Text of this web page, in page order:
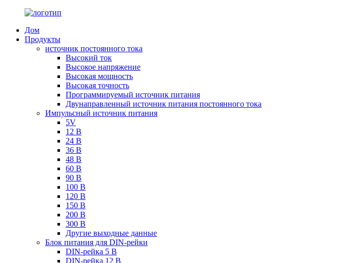
Дом
Продукты
источник постоянного тока
Высокий ток
Высокое напряжение
Высокая мощность
Высокая точность
Программируемый источник питания
Двунаправленный источник питания постоянного тока
Импульсный источник питания
5V
12 В
24 В
36 В
48 В
60 В
90 В
100 В
120 В
150 В
200 В
300 В
Другие выходные данные
Блок питания для DIN-рейки
DIN-рейка 5 В
DIN-рейка 12 В